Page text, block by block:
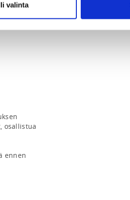
valinta
osallistua
ennen